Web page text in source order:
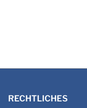
RECHTLICHES